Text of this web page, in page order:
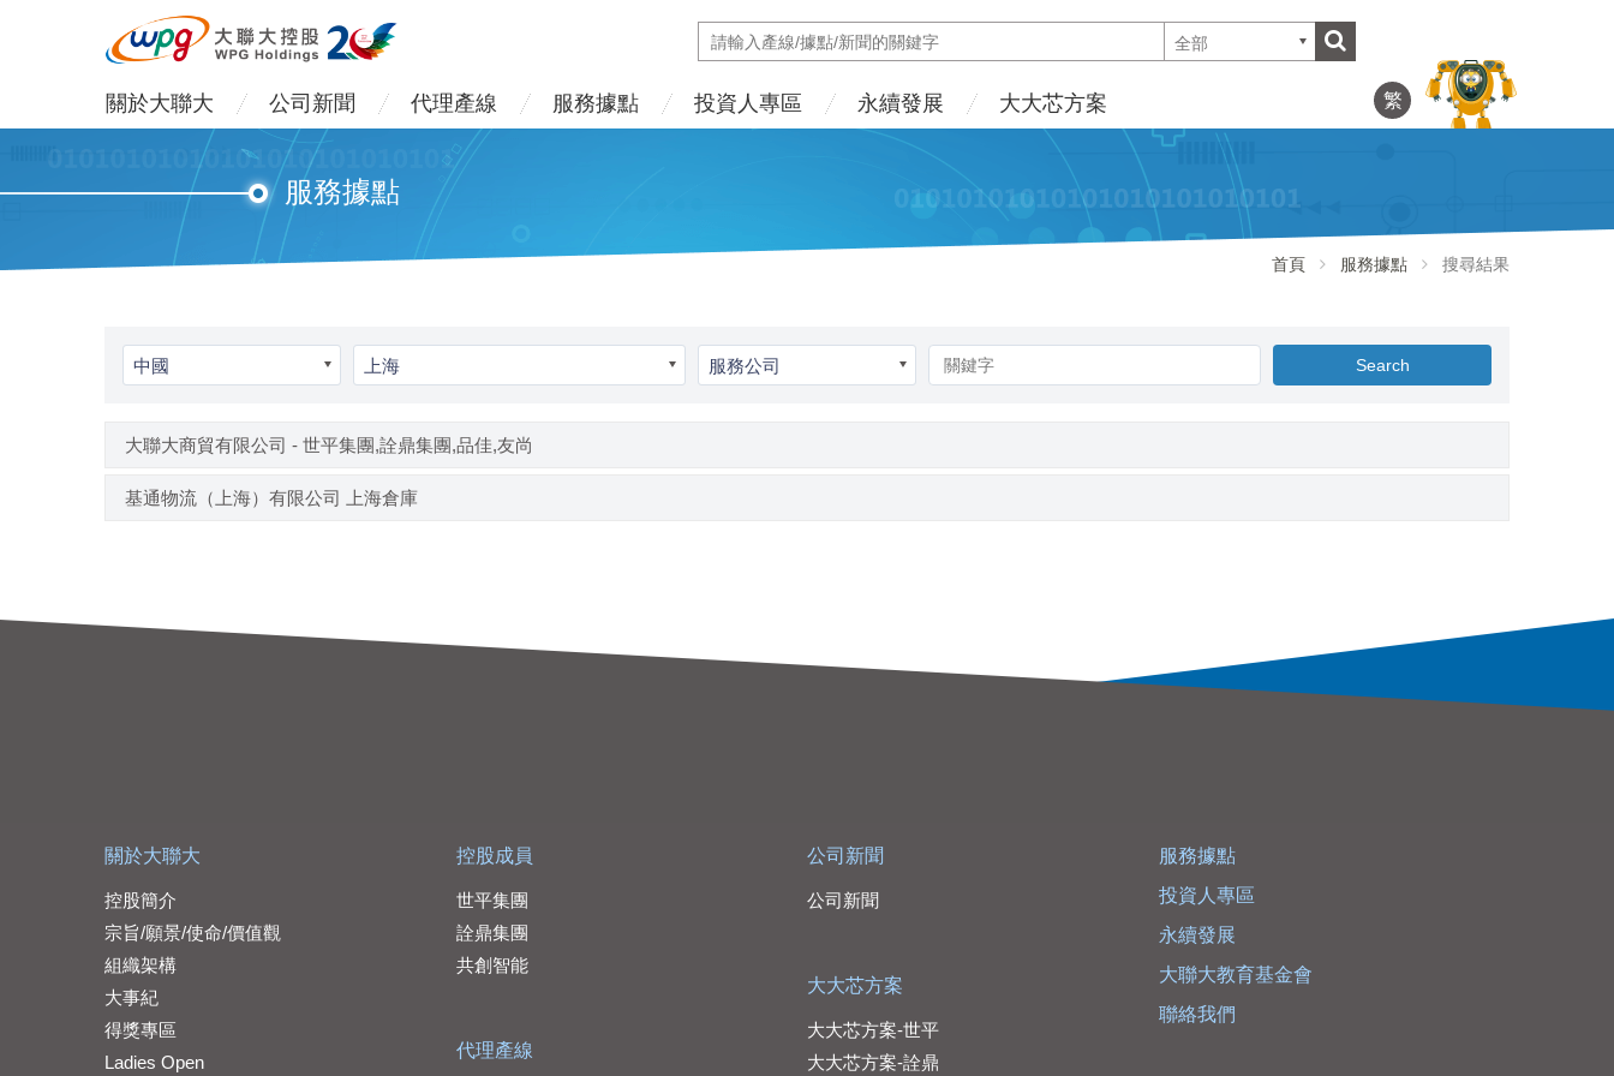
全部
關於大聯大 公司新聞 代理產線 服務據點 投資人專區 永續發展 大大芯方案 繁
服務據點
首頁 服務據點 搜尋結果
中國 上海 服務公司 Search
大聯大商貿有限公司 - 世平集團,詮鼎集團,品佳,友尚
基通物流（上海）有限公司 上海倉庫
關於大聯大
控股簡介
宗旨/願景/使命/價值觀
組織架構
大事紀
得獎專區
Ladies Open
控股成員
世平集團
詮鼎集團
共創智能
代理產線
公司新聞
公司新聞
大大芯方案
大大芯方案-世平
大大芯方案-詮鼎
服務據點
投資人專區
永續發展
大聯大教育基金會
聯絡我們